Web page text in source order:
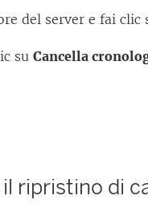
del server e fai clic
suCancella
ripristino di